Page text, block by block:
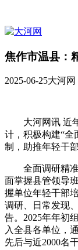
焦作市温县：
2025-06-25大河网
大河网讯 近
计，积极构建“全
制，助推年轻干
全面调研精
面掌握县管领导
握单位年轻干部
调研、日常发现
告。2025年年初
入全县各单位，
先后与近2000名